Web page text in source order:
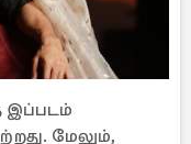
இப்படம்
மேலும்,